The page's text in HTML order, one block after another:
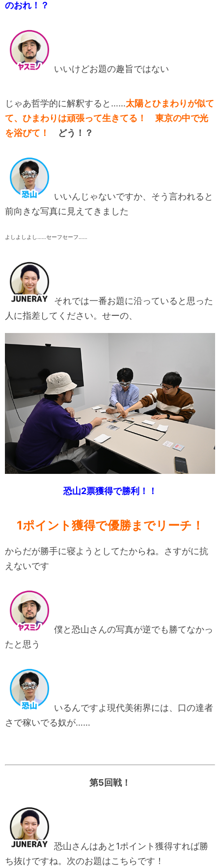
のおれ！？
いいけどお題の趣旨ではない
じゃあ哲学的に解釈すると……太陽とひまわりが似て
て、ひまわりは頑張って生きてる！ 東京の中で光
を浴びて！
どう！？
いいんじゃないですか、そう言われると
前向きな写真に見えてきました
よしよしよし……セーフセーフ……
それでは一番お題に沿っていると思った
人に指差してください。せーの、
恐山2票獲得で勝利！！
1ポイント獲得で優勝までリーチ！
からだが勝手に寝ようとしてたからね。さすがに抗
えないです
僕と恐山さんの写真が逆でも勝てなかっ
たと思う
いるんですよ現代美術界には、口の達者
さで稼いでる奴が……
第5回戦！
恐山さんはあと1ポイント獲得すれば勝
ち抜けですね。次のお題はこちらです！